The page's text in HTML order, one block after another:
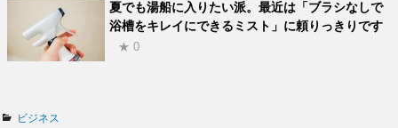
夏でも湯船に入りたい派。最近は「ブラシなしで
浴槽をキレイにできるミスト」に頼りっきりです
★ 0
カ
ビジネス